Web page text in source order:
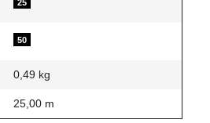
25
50
0,49 kg
25,00 m